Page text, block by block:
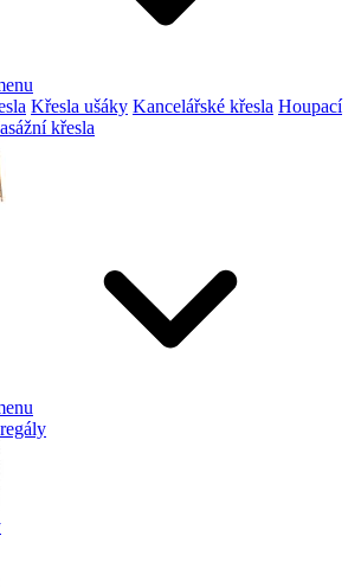
Křesla ušáky Kancelářské křesla Houpací
křesla